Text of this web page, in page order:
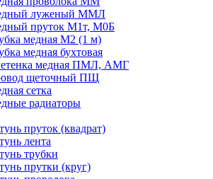
луженый ММЛ
пруток М1т, М0Б
медная М2 (1 м)
медная бухтовая
медная ПМЛ, АМГ
щеточный ПЩ
сетка
радиаторы
пруток (квадрат)
лента
трубки
прутки (круг)